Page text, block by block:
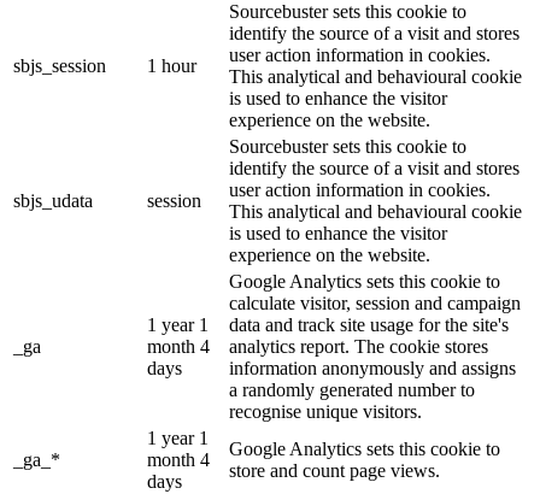
sbjs_session 1 hour
Sourcebuster sets this cookie to
identify the source of a visit and stores
user action information in cookies.
This analytical and behavioural cookie
is used to enhance the visitor
experience on the website.
sbjs_udata session
Sourcebuster sets this cookie to
identify the source of a visit and stores
user action information in cookies.
This analytical and behavioural cookie
is used to enhance the visitor
experience on the website.
_ga
1 year 1
month 4
days
Google Analytics sets this cookie to
calculate visitor, session and campaign
data and track site usage for the site's
analytics report. The cookie stores
information anonymously and assigns
a randomly generated number to
recognise unique visitors.
_ga_*
1 year 1
month 4
days
Google Analytics sets this cookie to
store and count page views.